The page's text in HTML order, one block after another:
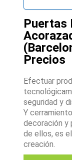
Puertas
Precios
Efectuar
seguridad y
Y
decoración y
de ellos, es
creación.